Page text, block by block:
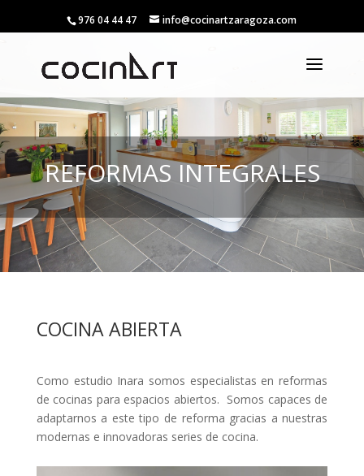
976 04 44 47 info@cocinartzaragoza.com
REFORMAS INTEGRALES
COCINA ABIERTA
Como estudio Inara somos especialistas en reformas
de cocinas para espacios abiertos. Somos capaces de
adaptarnos a este tipo de reforma gracias a nuestras
modernas e innovadoras series de cocina.